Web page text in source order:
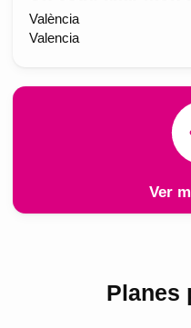
València
Valencia
Ver
Planes